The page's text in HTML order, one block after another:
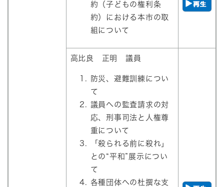
約（子どもの権利条
約）における本市の取
組について
高比良 正明 議員
防災、避難訓練につい
て
議員への監査請求の対
応、刑事司法と人権尊
重について
「殺られる前に殺れ」
との“平和”展示につい
て
各種団体への杜撰な支